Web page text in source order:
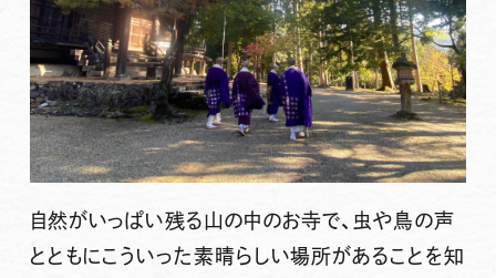
自然がいっぱい残る山の中のお寺で、虫や鳥の声
とともにこういった素晴らしい場所があることを知